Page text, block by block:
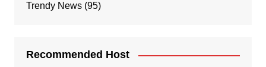
Trendy News(95)
Recommended Host